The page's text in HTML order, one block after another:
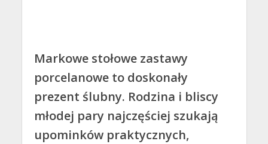
Markowe stołowe zastawy
porcelanowe to doskonały
prezent ślubny. Rodzina i bliscy
młodej pary najczęściej szukają
upominków praktycznych,